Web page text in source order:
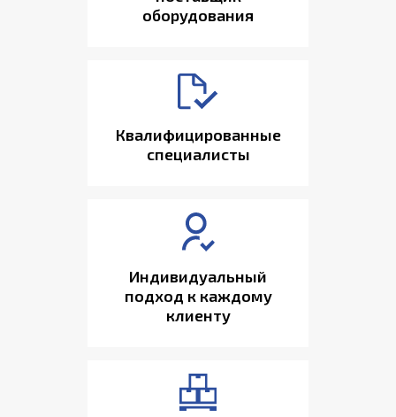
оборудования
Квалифицированные
специалисты
Индивидуальный
подход к каждому
клиенту